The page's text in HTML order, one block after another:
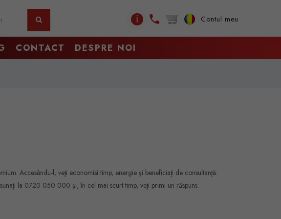
ℹ Contul meu
CONTACT DESPRE NOI
Accesându-l, veţi economisi timp, energie şi beneficiați de consultanţă.
la 0720 050 000 şi, în cel mai scurt timp, veţi primi un răspuns.